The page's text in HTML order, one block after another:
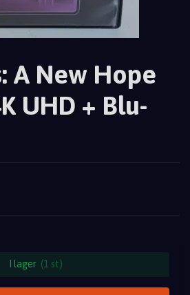
A New Hope
UHD + Blu-
I lager (1 st)